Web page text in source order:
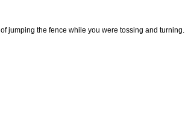
jumping the fence while you were tossing and turning.